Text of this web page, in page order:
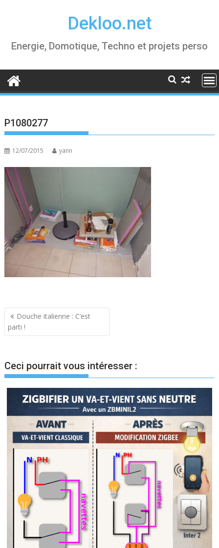
Dekloo.net
Energie, Domotique, Techno et projets perso
P1080277
12/07/2015 yann
Navigation
de
Douche italienne : C’est
parti !
Ceci pourrait vous intéresser :